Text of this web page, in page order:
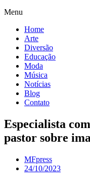
Menu
Home
Arte
Diversão
Educação
Moda
Música
Notícias
Blog
Contato
Especialista
pastor sobre
MFpress
24/10/2023